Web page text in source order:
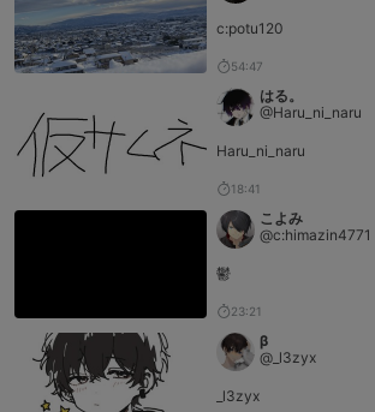
c:potu120
54:47
はる。
@Haru_ni_naru
Haru_ni_naru
18:41
こよみ
@c:himazin4771
鬱
23:21
β
@_l3zyx
_l3zyx